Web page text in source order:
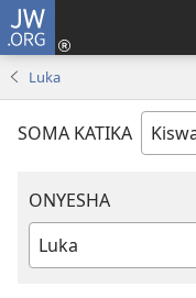
JW.ORG
Luka
SOMA KATIKA
ONYESHA
Vitabu